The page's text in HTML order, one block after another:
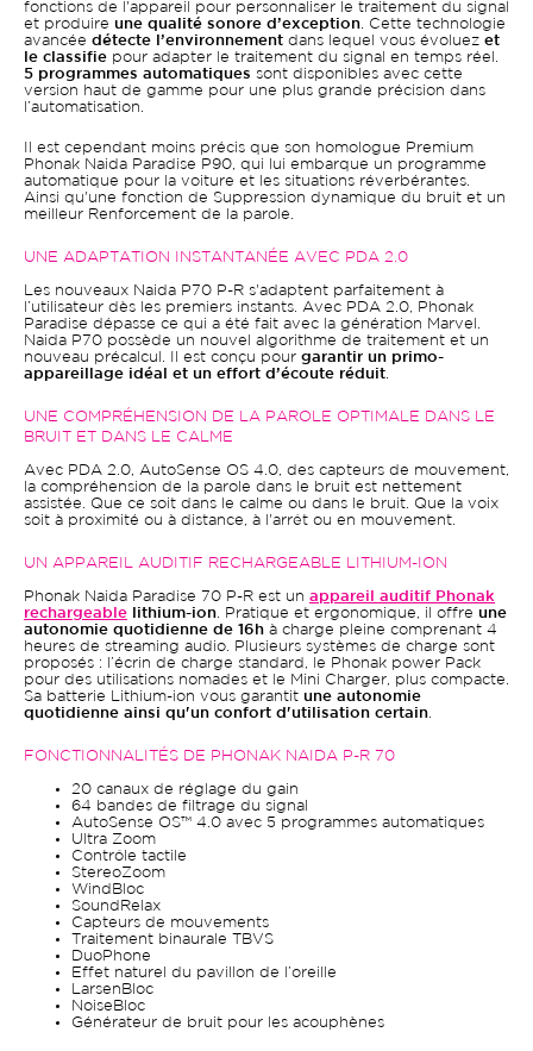
fonctions de l'appareil pour personnaliser le traitement du signal
et produire une qualité sonore d’exception . Cette technologie
avancée détecte l’environnement dans lequel vous évoluez et
le classifie pour adapter le traitement du signal en temps réel.
5 programmes automatiques sont disponibles avec cette
version haut de gamme pour une plus grande précision dans
l’automatisation.
Il est cependant moins précis que son homologue Premium
Phonak Naida Paradise P90, qui lui embarque un programme
automatique pour la voiture et les situations réverbérantes.
Ainsi qu'une fonction de Suppression dynamique du bruit et un
meilleur Renforcement de la parole.
UNE ADAPTATION INSTANTANÉE AVEC PDA 2.0
Les nouveaux Naida P70 P-R s'adaptent parfaitement à
l’utilisateur dès les premiers instants. Avec PDA 2.0, Phonak
Paradise dépasse ce qui a été fait avec la génération Marvel.
Naida P70 possède un nouvel algorithme de traitement et un
nouveau précalcul. Il est conçu pour garantir un primo-
appareillage idéal et un effort d’écoute réduit
UNE COMPRÉHENSION DE LA PAROLE OPTIMALE DANS LE
BRUIT ET DANS LE CALME
Avec PDA 2.0, AutoSense OS 4.0, des capteurs de mouvement,
la compréhension de la parole dans le bruit est nettement
assistée. Que ce soit dans le calme ou dans le bruit. Que la voix
soit à proximité ou à distance, à l'arrêt ou en mouvement.
UN APPAREIL AUDITIF RECHARGEABLE LITHIUM-ION
Phonak Naida Paradise 70 P-R est un appareil auditif Phonak
rechargeable lithium-ion . Pratique et ergonomique, il offre une
autonomie quotidienne de 16h à charge pleine comprenant 4
heures de streaming audio. Plusieurs systèmes de charge sont
proposés : l’écrin de charge standard, le Phonak power Pack
pour des utilisations nomades et le Mini Charger, plus compacte.
Sa batterie Lithium-ion vous garantit une autonomie
quotidienne ainsi qu'un confort d'utilisation certain
FONCTIONNALITÉS DE PHONAK NAIDA P-R 70
20 canaux de réglage du gain
64 bandes de filtrage du signal
AutoSense OS™ 4.0 avec 5 programmes automatiques
Ultra Zoom
Contrôle tactile
StereoZoom
WindBloc
SoundRelax
Capteurs de mouvements
Traitement binaurale TBVS
DuoPhone
Effet naturel du pavillon de l’oreille
LarsenBloc
NoiseBloc
Générateur de bruit pour les acouphènes